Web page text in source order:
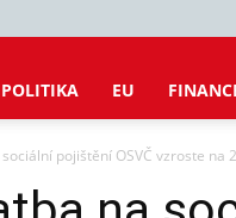
POLITIKA EU
pojištění OSVČ vzroste na